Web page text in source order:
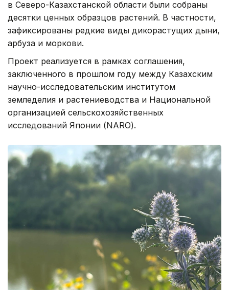
в Северо-Казахстанской области были собраны
десятки ценных образцов растений. В частности,
зафиксированы редкие виды дикорастущих дыни,
арбуза и моркови.
Проект реализуется в рамках соглашения,
заключенного в прошлом году между Казахским
научно-исследовательским институтом
земледелия и растениеводства и Национальной
организацией сельскохозяйственных
исследований Японии (NARO).